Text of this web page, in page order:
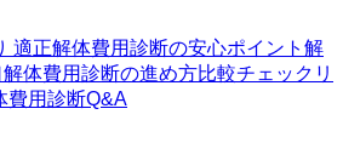
適正解体費用診断の安心ポイント 解
解体費用診断の進め方比較チェックリ
費用診断Q&A